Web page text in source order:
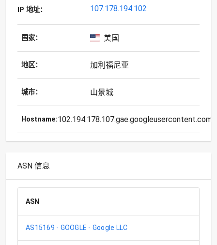
IP 地址： 107.178.194.102
国家： 美国
地区： 加利福尼亚
城市： 山景城
Hostname:102.194.178.107.gae.googleusercontent.com
ASN 信息
ASN
AS15169 - GOOGLE - Google LLC